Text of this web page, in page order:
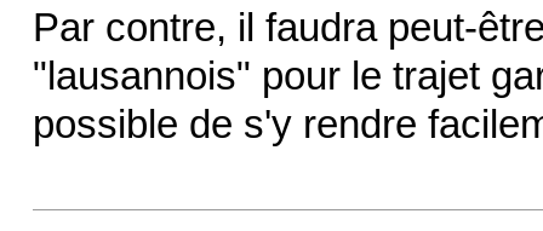
Par contre, il faudra peut-
"lausannois" pour le trajet
possible de s'y rendre